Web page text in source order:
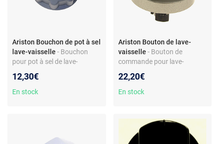
Ariston Bouchon de pot à sel
lave-vaisselle - Bouchon
pour pot à sel de lave-
LFS217AIX - Réf. C00303458
- Coloris gris - Matière
12,30€
En stock
Ariston Bouton de lave-
vaisselle - Bouton de
commande pour lave-
Ariston – Plastique – Réf.
C00097903
22,20€
En stock